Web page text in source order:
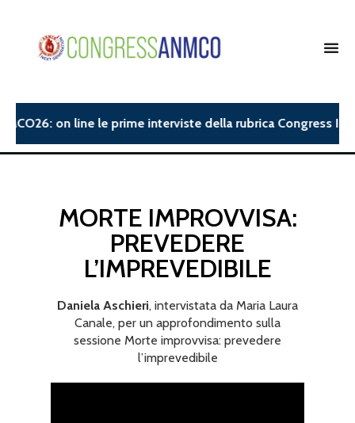
on line le prime interviste della rubrica Congress
MORTE IMPROVVISA:
PREVEDERE
L’IMPREVEDIBILE
Daniela Aschieri, intervistata da Maria Laura
Canale, per un approfondimento sulla
sessione Morte improvvisa: prevedere
l’imprevedibile